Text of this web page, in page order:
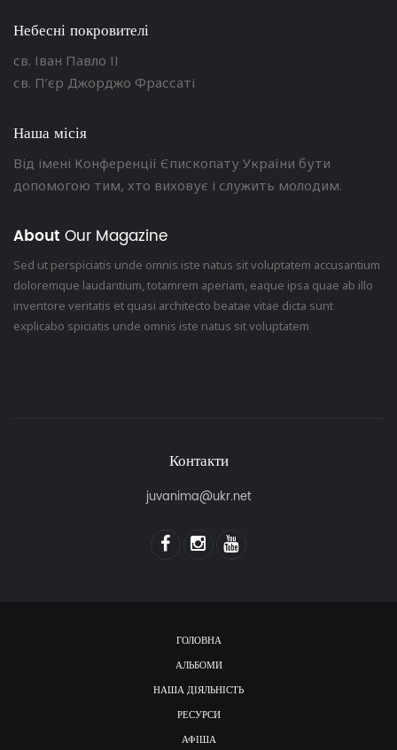
Небесні покровителі
св. Іван Павло ІІ
св. П’єр Джорджо Фрассаті
Наша місія
Від імені Конференції Єпископату України бути
допомогою тим, хто виховує і служить молодим.
About Our Magazine
Sed ut perspiciatis unde omnis iste natus sit voluptatem accusantium
doloremque laudantium, totamrem aperiam, eaque ipsa quae ab illo
inventore veritatis et quasi architecto beatae vitae dicta sunt
explicabo spiciatis unde omnis iste natus sit voluptatem
Контакти
juvanima@ukr.net
ГОЛОВНА
АЛЬБОМИ
НАША ДІЯЛЬНІСТЬ
РЕСУРСИ
АФІША